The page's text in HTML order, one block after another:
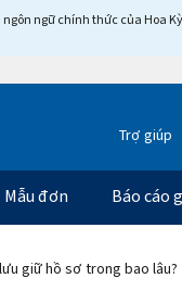
ngữ chính thức của Hoa
Trợ giúp
Mẫu đơn Báo cáo
giữ hồ sơ trong bao lâu?